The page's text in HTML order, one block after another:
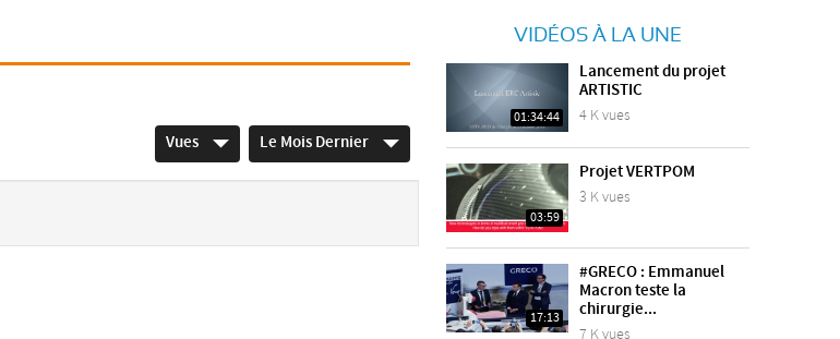
Vues Le Mois Dernier
VIDÉOS À LA UNE
01:34:44
Lancement du projet
ARTISTIC
4 K vues
03:59
Projet VERTPOM
3 K vues
17:13
#GRECO : Emmanuel
Macron teste la
chirurgie...
7 K vues